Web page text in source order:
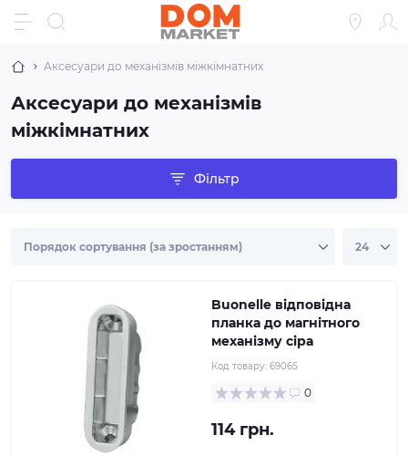
Аксесуари до механізмів міжкімнатних
Аксесуари до механізмів
міжкімнатних
Фільтр
Buonelle відповідна
планка до магнітного
механізму сіра
Код товару: 69065
0
114 грн.